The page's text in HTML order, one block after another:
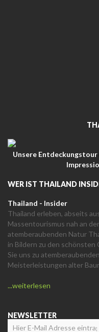
Unsere
WER IST THAILAND
Thailand - Insider
Thailand erleben, abseits
Massentourismus nah an
atemberaubenden Natur
in Bildern zu den schönsten
Sie uns zu
Meisterleistungen alter
...weiterlesen
NEWSLETTER